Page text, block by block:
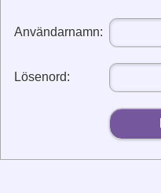
Användarnamn:
Lösenord: